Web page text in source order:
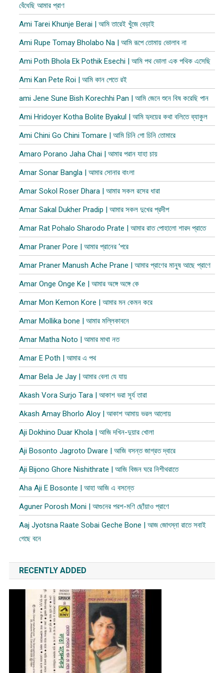
বেঁধেছি আমার প্রাণ
Ami Tarei Khunje Berai | আমি তারেই খুঁজে বেড়াই
Ami Rupe Tomay Bholabo Na | আমি রূপে তোমায় ভোলাব না
Ami Poth Bhola Ek Pothik Esechi | আমি পথ ভোলা এক পথিক এসেছি
Ami Kan Pete Roi | আমি কান পেতে রই
ami Jene Sune Bish Korechhi Pan | আমি জেনে শুনে বিষ করেছি পান
Ami Hridoyer Kotha Bolite Byakul | আমি হৃদয়ের কথা বলিতে ব্যাকুল
Ami Chini Go Chini Tomare | আমি চিনি গো চিনি তোমারে
Amaro Porano Jaha Chai | আমার পরান যাহা চায়
Amar Sonar Bangla | আমার সোনার বাংলা
Amar Sokol Roser Dhara | আমার সকল রসের ধারা
Amar Sakal Dukher Pradip | আমার সকল দুখের প্রদীপ
Amar Rat Pohalo Sharodo Prate | আমার রাত পোহালো শারদ প্রাতে
Amar Praner Pore | আমার প্রানের ‘পরে
Amar Praner Manush Ache Prane | আমার প্রাণের মানুষ আছে প্রাণে
Amar Onge Onge Ke | আমার অঙ্গে অঙ্গে কে
Amar Mon Kemon Kore | আমার মন কেমন করে
Amar Mollika bone | আমার মল্লিকাবনে
Amar Matha Noto | আমার মাথা নত
Amar E Poth | আমার এ পথ
Amar Bela Je Jay | আমার বেলা যে যায়
Akash Vora Surjo Tara | আকাশ ভরা সূর্য তারা
Akash Amay Bhorlo Aloy | আকাশ আমায় ভরল আলোয়
Aji Dokhino Duar Khola | আজি দখিন-দুয়ার খোলা
Aji Bosonto Jagroto Dware | আজি বসন্ত জাগ্রত দ্বারে
Aji Bijono Ghore Nishithrate | আজি বিজন ঘরে নিশীথরাতে
Aha Aji E Bosonte | আহা আজি এ বসন্তে
Aguner Porosh Moni | আগুনের পরশ-মণি ছোঁয়াও প্রাণে
Aaj Jyotsna Raate Sobai Geche Bone | আজ জোৎস্না রাতে সবাই
গেছে বনে
RECENTLY ADDED